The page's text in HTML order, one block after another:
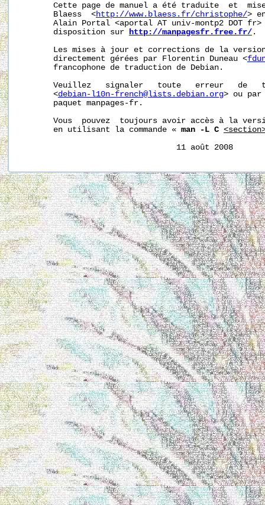
Cette page de manuel a été traduite  et
       Blaess  <
http://www.blaess.fr/christophe/>
Alain Portal <aportal AT univ-montp2 DOT
       disposition sur
http://manpagesfr.free.fr/ .
Les mises à jour et corrections de la
       directement gérées par Florentin Duneau <
       francophone de traduction de Debian.
Veuillez   signaler   toute   erreur   de
       <
debian-l10n-french@lists.debian.org> ou par
       paquet manpages-fr.
Vous  pouvez  toujours avoir accès à la
       en utilisant la commande «
man -L C